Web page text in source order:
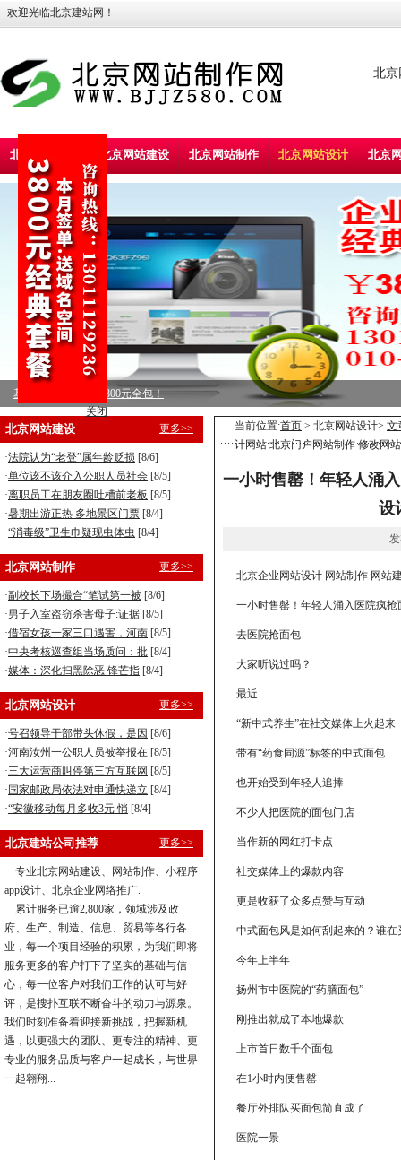
欢迎光临北京建站网！
北京
北京建站首页 北京网站建设 北京网站制作 北京网站设计 北京
标准型企业建站，5800元全包！
营销型企业建站，8800元全包！
北京网站建设 更多>>
·法院认为“老登”属年龄贬损 [8/6]
·单位该不该介入公职人员社会 [8/5]
·离职员工在朋友圈吐槽前老板 [8/5]
·暑期出游正热 多地景区门票 [8/4]
·“消毒级”卫生巾疑现虫体虫 [8/4]
北京网站制作 更多>>
·副校长下场撮合“笔试第一被 [8/6]
·男子入室盗窃杀害母子:证据 [8/5]
·借宿女孩一家三口遇害，河南 [8/5]
·中央考核巡查组当场质问：批 [8/4]
·媒体：深化扫黑除恶 锋芒指 [8/4]
北京网站设计 更多>>
·号召领导干部带头休假，是因 [8/6]
·河南汝州一公职人员被举报在 [8/5]
·三大运营商叫停第三方互联网 [8/5]
· 国家邮政局依法对申通快递立 [8/4]
·“安徽移动每月多收3元 悄 [8/4]
北京建站公司推荐 更多>>
专业北京网站建设、网站制作、小程序
app设计、北京企业网络推广.
累计服务已逾2,800家，领域涉及政
府、生产、制造、信息、贸易等各行各
业，每一个项目经验的积累，为我们即将
服务更多的客户打下了坚实的基础与信
心，每一位客户对我们工作的认可与好
评，是搜扑互联不断奋斗的动力与源泉。
我们时刻准备着迎接新挑战，把握新机
遇，以更强大的团队、更专注的精神、更
专业的服务品质与客户一起成长，与世界
一起翱翔...
当前位置:首页 > 北京网站设计> 文
计网站 北京门户网站制作 修改网
一小时售罄！年轻人涌
设
北京企业网站设计 网站制作 网站
一小时售罄！年轻人涌入医院疯抢
去医院抢面包
大家听说过吗？
最近
“新中式养生”在社交媒体上火起来
带有“药食同源”标签的中式面包
也开始受到年轻人追捧
不少人把医院的面包门店
当作新的网红打卡点
社交媒体上的爆款内容
更是收获了众多点赞与互动
中式面包风是如何刮起来的？谁在
今年上半年
扬州市中医院的“药膳面包”
刚推出就成了本地爆款
上市首日数千个面包
在1小时内便售罄
餐厅外排队买面包简直成了
医院一景
关闭